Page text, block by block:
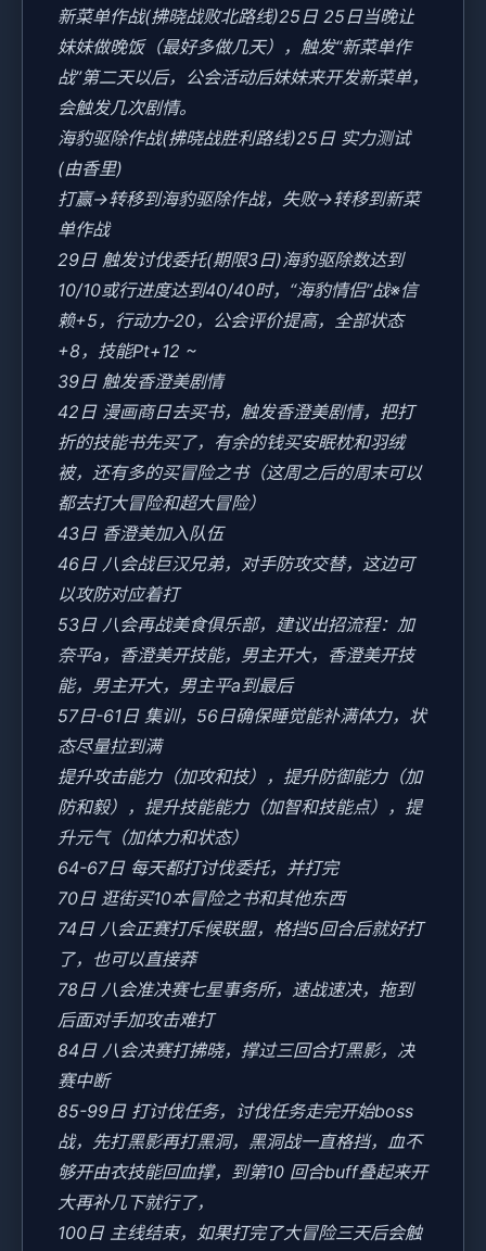
新菜单作战(拂晓战败北路线)25日 25日当晚让
妹妹做晚饭（最好多做几天），触发“新菜单作
战”第二天以后，公会活动后妹妹来开发新菜单，
会触发几次剧情。
海豹驱除作战(拂晓战胜利路线)25日 实力测试
(由香里)
打赢→转移到海豹驱除作战，失败→转移到新菜
单作战
29日 触发讨伐委托(期限3日)海豹驱除数达到
10/10或行进度达到40/40时，“海豹情侣”战※信
赖+5，行动力-20，公会评价提高，全部状态
+8，技能Pt+12 ~
39日 触发香澄美剧情
42日 漫画商日去买书，触发香澄美剧情，把打
折的技能书先买了，有余的钱买安眠枕和羽绒
被，还有多的买冒险之书（这周之后的周末可以
都去打大冒险和超大冒险）
43日 香澄美加入队伍
46日 八会战巨汉兄弟，对手防攻交替，这边可
以攻防对应着打
53日 八会再战美食俱乐部，建议出招流程：加
奈平a，香澄美开技能，男主开大，香澄美开技
能，男主开大，男主平a到最后
57日-61日 集训，56日确保睡觉能补满体力，状
态尽量拉到满
提升攻击能力（加攻和技），提升防御能力（加
防和毅），提升技能能力（加智和技能点），提
升元气（加体力和状态）
64-67日 每天都打讨伐委托，并打完
70日 逛街买10本冒险之书和其他东西
74日 八会正赛打斥候联盟，格挡5回合后就好打
了，也可以直接莽
78日 八会准决赛七星事务所，速战速决，拖到
后面对手加攻击难打
84日 八会决赛打拂晓，撑过三回合打黑影，决
赛中断
85-99日 打讨伐任务，讨伐任务走完开始boss
战，先打黑影再打黑洞，黑洞战一直格挡，血不
够开由衣技能回血撑，到第10 回合buff叠起来开
大再补几下就行了，
100日 主线结束，如果打完了大冒险三天后会触